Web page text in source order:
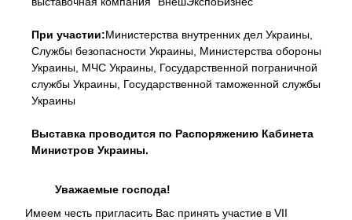
При участии:Министерства внутренних дел Украины,
Службы безопасности Украины, Министерства обороны
Украины, МЧС Украины, Государственной пограничной
службы Украины, Государственной таможенной службы
Украины
Выставка проводится по Распоряжению Кабинета
Министров Украины.
Уважаемые господа!
Имеем честь пригласить Вас принять участие в VII